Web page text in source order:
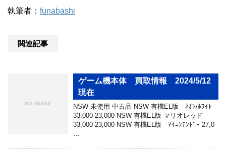
執筆者： funabashi
関連記事
ゲーム機本体 買取情報 2024/5/12
現在
NSW 未使用 中古品 NSW 有機EL版 ﾈｵﾝ/ﾎﾜｲﾄ
33,000 23,000 NSW 有機EL版 マリオレッド
33,000 23,000 NSW 有機EL版 ﾏｲﾆﾝﾃﾝﾄﾞｰ 27,0